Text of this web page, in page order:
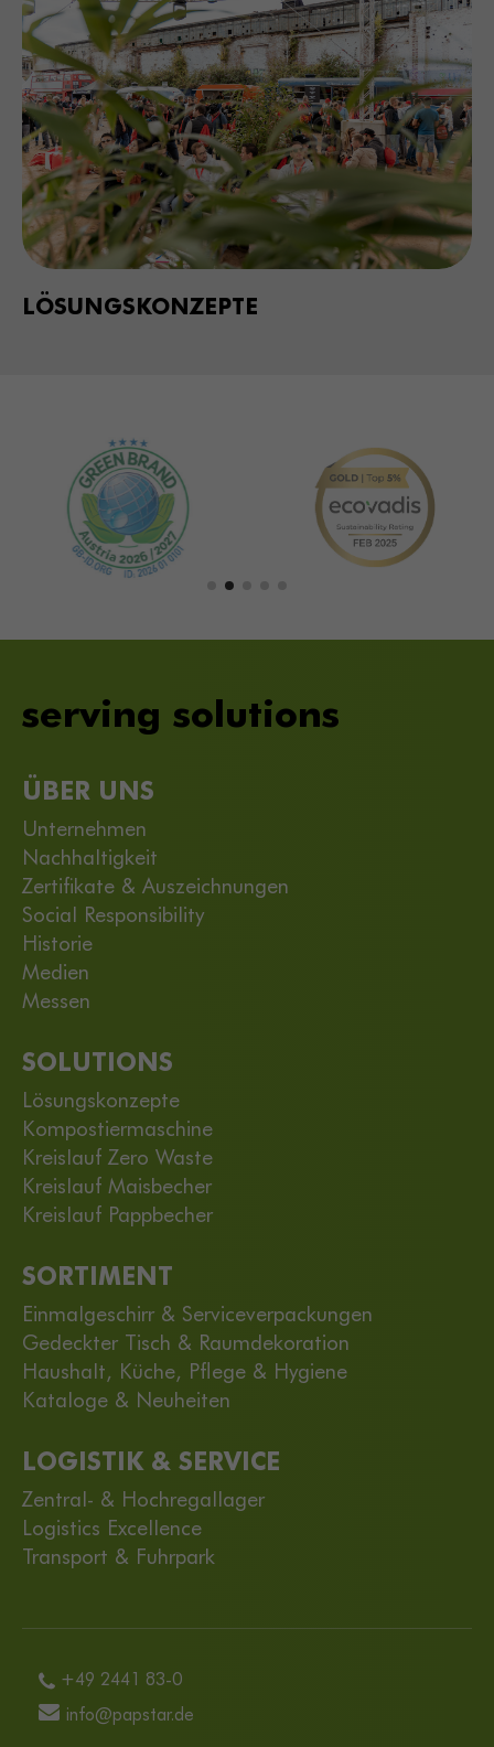
LÖSUNGSKONZEPTE
serving solutions
ÜBER UNS
Unternehmen
Nachhaltigkeit
Zertifikate & Auszeichnungen
Social Responsibility
Historie
Medien
Messen
SOLUTIONS
Lösungskonzepte
Kompostiermaschine
Kreislauf Zero Waste
Kreislauf Maisbecher
Kreislauf Pappbecher
SORTIMENT
Einmalgeschirr & Serviceverpackungen
Gedeckter Tisch & Raumdekoration
Haushalt, Küche, Pflege & Hygiene
Kataloge & Neuheiten
LOGISTIK & SERVICE
Zentral- & Hochregallager
Logistics Excellence
Transport & Fuhrpark
+49 2441 83-0
info@papstar.de